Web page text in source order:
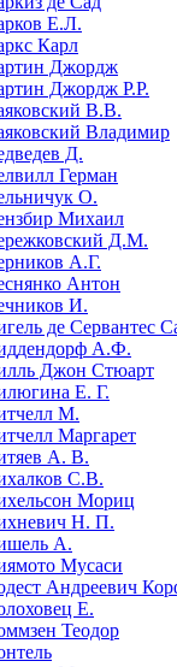
Е.Л.
Карл
Джордж
Джордж Р.Р.
В.В.
Владимир
Д.
Герман
О.
Михаил
Д.М.
А.Г.
Антон
И.
де Сервантес
А.Ф.
Джон Стюарт
Е. Г.
М.
Маргарет
А. В.
С.В.
Мориц
Н. П.
А.
Мусаси
Андреевич
Е.
Теодор